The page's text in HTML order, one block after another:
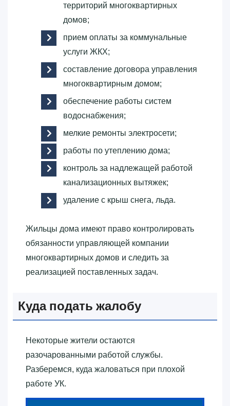
территорий многоквартирных
домов;
прием оплаты за коммунальные
услуги ЖКХ;
составление договора управления
многоквартирным домом;
обеспечение работы систем
водоснабжения;
мелкие ремонты электросети;
работы по утеплению дома;
контроль за надлежащей работой
канализационных вытяжек;
удаление с крыш снега, льда.
Жильцы дома имеют право контролировать
обязанности управляющей компании
многоквартирных домов и следить за
реализацией поставленных задач.
Куда подать жалобу
Некоторые жители остаются
разочарованными работой службы.
Разберемся, куда жаловаться при плохой
работе УК.